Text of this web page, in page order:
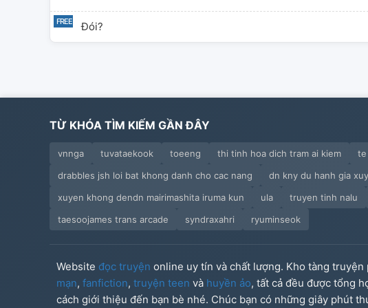
Đói?
TỪ KHÓA TÌM KIẾM GẦN ĐÂY
vnnga tuvataekook toeeng thi tinh hoa dich tram ai kiem te
drabbles jsh loi bat khong danh cho cac nang
dn kny du hanh gia
xuyen khong dendn mairimashita iruma kun
ula truyen tinh nalu
taesoojames trans arcade
syndraxahri ryuminseok
Website đọc truyện online uy tín và chất lượng. Kho tàng
mạn, fanfiction, truyện teen và huyền ảo, tất cả đều được tổng
cách giới thiệu đến bạn bè nhé. Chúc bạn có những giây phút